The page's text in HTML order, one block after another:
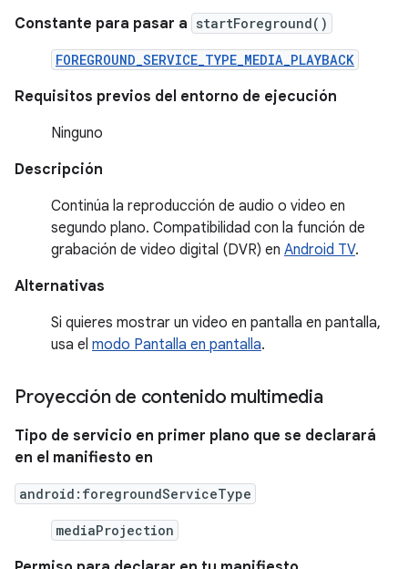
Constante para pasar a startForeground()
FOREGROUND_SERVICE_TYPE_MEDIA_PLAYBACK
Requisitos previos del entorno de ejecución
Ninguno
Descripción
Continúa la reproducción de audio o video en
segundo plano. Compatibilidad con la función de
grabación de video digital (DVR) en Android TV.
Alternativas
Si quieres mostrar un video en pantalla en pantalla,
usa el modo Pantalla en pantalla.
Proyección de contenido multimedia
Tipo de servicio en primer plano que se declarará
en el manifiesto en
android:foregroundServiceType
mediaProjection